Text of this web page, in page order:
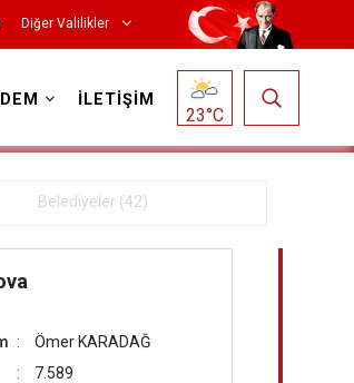
Diğer Valilikler
İLETİŞİM
23°C
Belediyeler (42)
Ömer KARADAĞ
7.589